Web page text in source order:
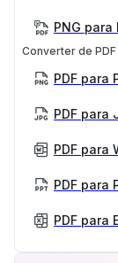
PNG para
Converter de PDF
PDF para
PDF para
PDF para
PDF para
PDF para